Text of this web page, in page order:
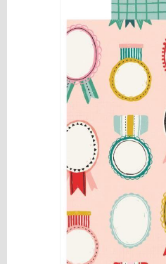
Pinturas
Máquinas
Vinilos
REBAJAS
Novedades
NAVIDAD
Papelería
Herramientas